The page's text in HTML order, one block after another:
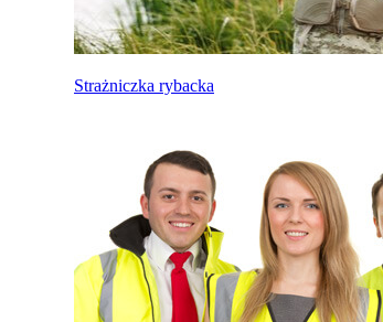
Strażniczka rybacka